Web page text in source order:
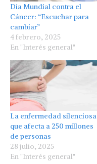
Día Mundial contra el
Cáncer: “Escuchar para
cambiar”
4 febrero, 2025
En "Interés general"
La enfermedad silenciosa
que afecta a 250 millones
de personas
28 julio, 2025
En "Interés general"